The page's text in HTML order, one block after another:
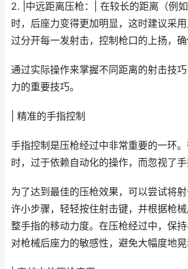
2. |中远距离压枪：| 在较长的距离（例如
时，后座力变得更加明显，这时建议采
过分开每一发射击，控制枪口的上扬，确
通过实际操作来掌握不同距离的射击技
力的重要技巧。
| 精准的手指控制
手指控制是压枪经过中非常重要的一环
时，过于依赖自动化的操作，而忽视了手
为了达到最佳的压枪效果，可以尝试将
许小步骤，轻轻按住射击键，并根据枪
整手指的移动力度。在压枪经过中，保
对枪械后座力的敏感性，避免大幅度地晃